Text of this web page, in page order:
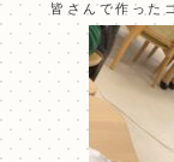
皆さんで作った